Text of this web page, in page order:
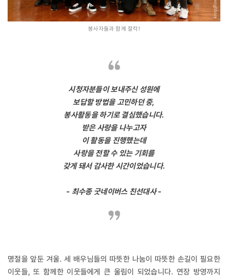
봉사자들과 함께 찰칵!
시청자분들이 보내주신 성원에
보답할 방법을 고민하던 중,
봉사활동을 하기로 결심했습니다.
받은 사랑을 나누고자
이 활동을 진행했는데
사랑을 전할 수 있는 기회를
갖게 돼서 감사한 시간이었습니다.
- 최수종 굿네이버스 친선대사 -
명절을 앞둔 겨울. 세 배우님들의 따뜻한 나눔이 따뜻한 손길이 필요한
이웃들, 또 함께한 이웃들에게 큰 울림이 되었습니다. 연장 방영까지